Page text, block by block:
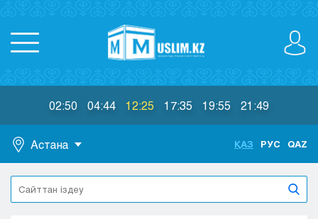
02:50 04:44 12:25 17:35 19:55 21:49
Астана
Астана
Алматы
ҚАЗ РУС QAZ